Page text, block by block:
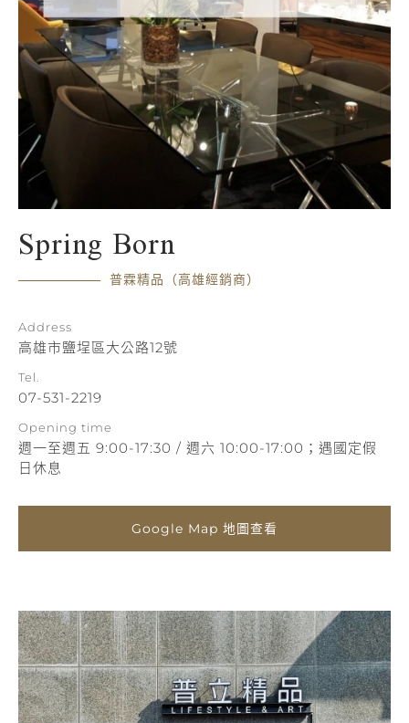
Spring Born
普霖精品（高雄經銷商）
Address
高雄市鹽埕區大公路12號
Tel.
07-531-2219
Opening time
週一至週五 9:00-17:30 / 週六 10:00-17:00；遇國定假
日休息
Google Map 地圖查看